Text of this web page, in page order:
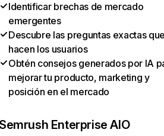
Identificar brechas de mercado
emergentes
Descubre las preguntas exactas
hacen los usuarios
Obtén consejos generados por IA
mejorar tu producto, marketing y
posición en el mercado
Semrush Enterprise AIO